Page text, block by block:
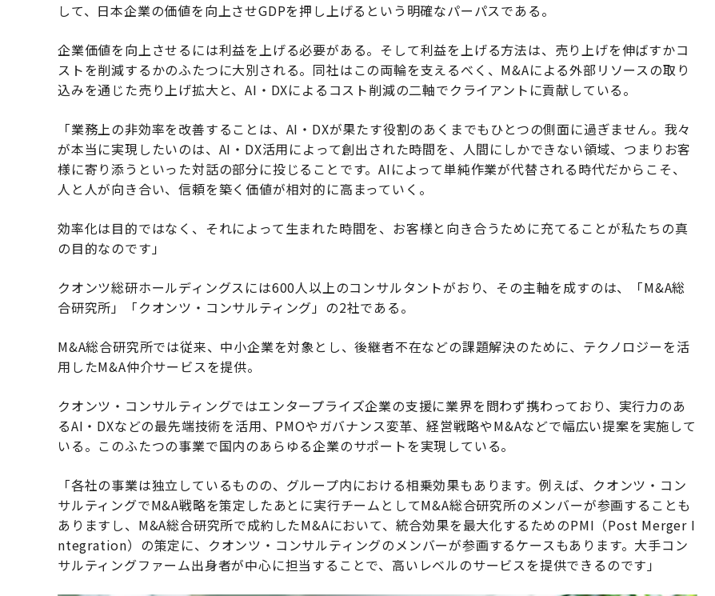
して、日本企業の価値を向上させGDPを押し上げるという明確なパーパスである。
企業価値を向上させるには利益を上げる必要がある。そして利益を上げる方法は、売り上げを伸ばすかコ
ストを削減するかのふたつに大別される。同社はこの両輪を支えるべく、M&Aによる外部リソースの取り
込みを通じた売り上げ拡大と、AI・DXによるコスト削減の二軸でクライアントに貢献している。
「業務上の非効率を改善することは、AI・DXが果たす役割のあくまでもひとつの側面に過ぎません。我々
が本当に実現したいのは、AI・DX活用によって創出された時間を、人間にしかできない領域、つまりお客
様に寄り添うといった対話の部分に投じることです。AIによって単純作業が代替される時代だからこそ、
人と人が向き合い、信頼を築く価値が相対的に高まっていく。
効率化は目的ではなく、それによって生まれた時間を、お客様と向き合うために充てることが私たちの真
の目的なのです」
クオンツ総研ホールディングスには600人以上のコンサルタントがおり、その主軸を成すのは、「M&A総
合研究所」「クオンツ・コンサルティング」の2社である。
M&A総合研究所では従来、中小企業を対象とし、後継者不在などの課題解決のために、テクノロジーを活
用したM&A仲介サービスを提供。
クオンツ・コンサルティングではエンタープライズ企業の支援に業界を問わず携わっており、実行力のあ
るAI・DXなどの最先端技術を活用、PMOやガバナンス変革、経営戦略やM&Aなどで幅広い提案を実施して
いる。このふたつの事業で国内のあらゆる企業のサポートを実現している。
「各社の事業は独立しているものの、グループ内における相乗効果もあります。例えば、クオンツ・コン
サルティングでM&A戦略を策定したあとに実行チームとしてM&A総合研究所のメンバーが参画することも
ありますし、M&A総合研究所で成約したM&Aにおいて、統合効果を最大化するためのPMI（Post Merger I
ntegration）の策定に、クオンツ・コンサルティングのメンバーが参画するケースもあります。大手コン
サルティングファーム出身者が中心に担当することで、高いレベルのサービスを提供できるのです」